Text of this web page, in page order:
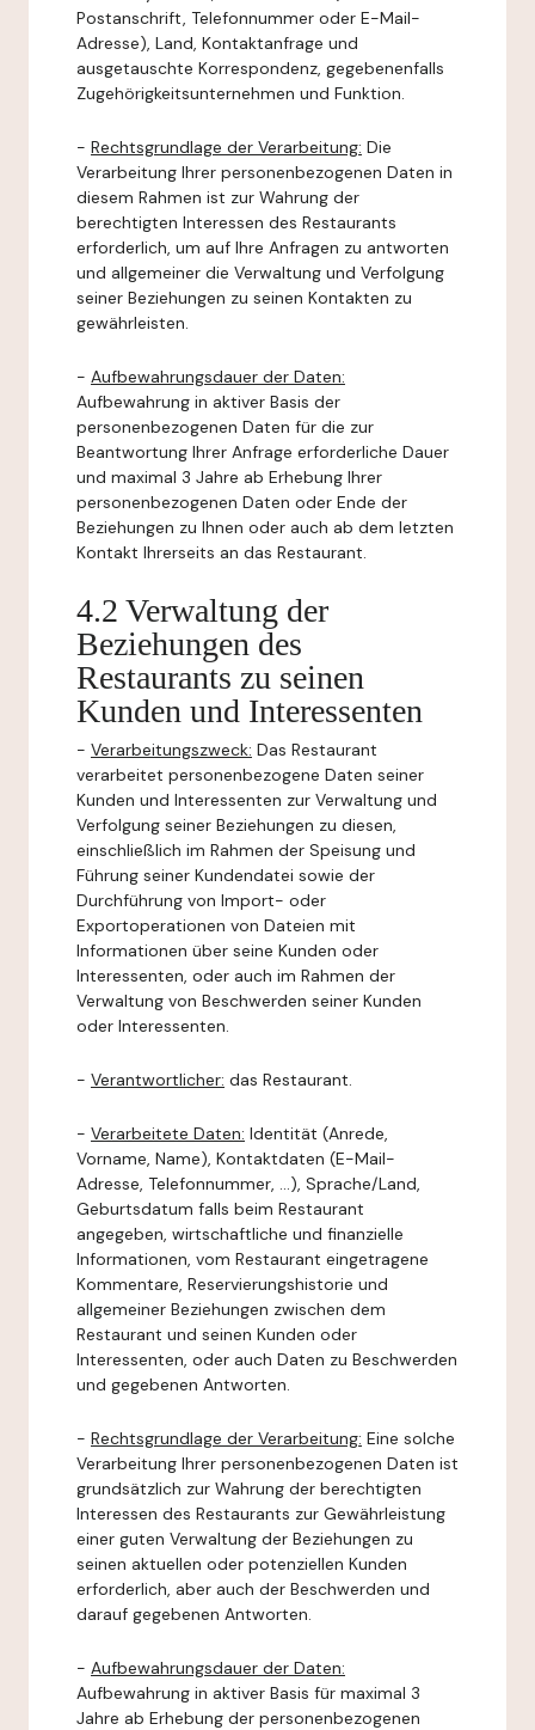
Postanschrift, Telefonnummer oder E-Mail-
Adresse), Land, Kontaktanfrage und
ausgetauschte Korrespondenz, gegebenenfalls
Zugehörigkeitsunternehmen und Funktion.
- Rechtsgrundlage der Verarbeitung: Die
Verarbeitung Ihrer personenbezogenen Daten in
diesem Rahmen ist zur Wahrung der
berechtigten Interessen des Restaurants
erforderlich, um auf Ihre Anfragen zu antworten
und allgemeiner die Verwaltung und Verfolgung
seiner Beziehungen zu seinen Kontakten zu
gewährleisten.
- Aufbewahrungsdauer der Daten:
Aufbewahrung in aktiver Basis der
personenbezogenen Daten für die zur
Beantwortung Ihrer Anfrage erforderliche Dauer
und maximal 3 Jahre ab Erhebung Ihrer
personenbezogenen Daten oder Ende der
Beziehungen zu Ihnen oder auch ab dem letzten
Kontakt Ihrerseits an das Restaurant.
4.2 Verwaltung der
Beziehungen des
Restaurants zu seinen
Kunden und Interessenten
- Verarbeitungszweck: Das Restaurant
verarbeitet personenbezogene Daten seiner
Kunden und Interessenten zur Verwaltung und
Verfolgung seiner Beziehungen zu diesen,
einschließlich im Rahmen der Speisung und
Führung seiner Kundendatei sowie der
Durchführung von Import- oder
Exportoperationen von Dateien mit
Informationen über seine Kunden oder
Interessenten, oder auch im Rahmen der
Verwaltung von Beschwerden seiner Kunden
oder Interessenten.
- Verantwortlicher: das Restaurant.
- Verarbeitete Daten: Identität (Anrede,
Vorname, Name), Kontaktdaten (E-Mail-
Adresse, Telefonnummer, ...), Sprache/Land,
Geburtsdatum falls beim Restaurant
angegeben, wirtschaftliche und finanzielle
Informationen, vom Restaurant eingetragene
Kommentare, Reservierungshistorie und
allgemeiner Beziehungen zwischen dem
Restaurant und seinen Kunden oder
Interessenten, oder auch Daten zu Beschwerden
und gegebenen Antworten.
- Rechtsgrundlage der Verarbeitung: Eine solche
Verarbeitung Ihrer personenbezogenen Daten ist
grundsätzlich zur Wahrung der berechtigten
Interessen des Restaurants zur Gewährleistung
einer guten Verwaltung der Beziehungen zu
seinen aktuellen oder potenziellen Kunden
erforderlich, aber auch der Beschwerden und
darauf gegebenen Antworten.
- Aufbewahrungsdauer der Daten:
Aufbewahrung in aktiver Basis für maximal 3
Jahre ab Erhebung der personenbezogenen